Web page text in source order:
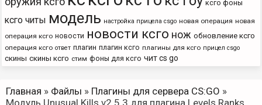
ксго фоны
ксго читы модель настройка прицела csgo новая операция новая
операция ксго новости новости ксго нож обновление ксго
операция ксго ответ плагин плагин ксго плагины для ксго прицел csgo
скины скины ксго стим фоны для ксго чит cs go
Главная » Файлы » Плагины для сервера CS:GO »
Модуль Unusual Kills v2.5.3 для плагина Levels Ranks